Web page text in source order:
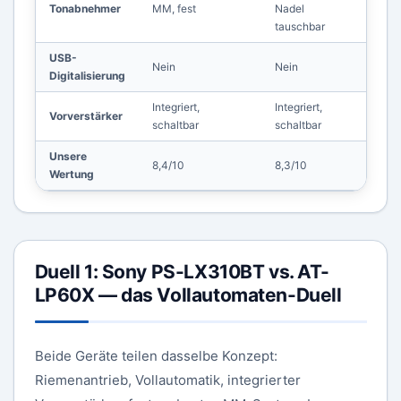
Tonabnehmer MM, fest
Nadel
tauschbar
USB-
Digitalisierung
Nein Nein
Vorverstärker
Integriert,
schaltbar
Integriert,
schaltbar
Unsere
Wertung
8,4/10 8,3/10
Duell 1: Sony PS-LX310BT vs. AT-
LP60X — das Vollautomaten-Duell
Beide Geräte teilen dasselbe Konzept:
Riemenantrieb, Vollautomatik, integrierter